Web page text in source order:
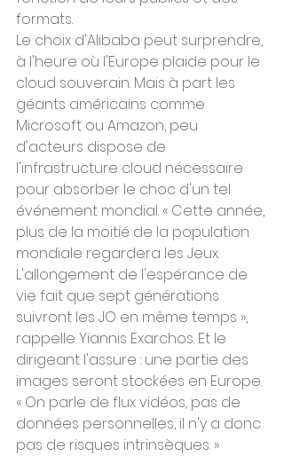
formats.
Le choix d'Alibaba peut surprendre,
à l'heure où l'Europe plaide pour le
cloud souverain. Mais à part les
géants américains comme
Microsoft ou Amazon, peu
d'acteurs dispose de
l'infrastructure cloud nécessaire
pour absorber le choc d'un tel
événement mondial. « Cette année,
plus de la moitié de la population
mondiale regardera les Jeux.
L'allongement de l'espérance de
vie fait que sept générations
suivront les JO en même temps »,
rappelle Yiannis Exarchos. Et le
dirigeant l'assure : une partie des
images seront stockées en Europe.
« On parle de flux vidéos, pas de
données personnelles, il n'y a donc
pas de risques intrinsèques. »